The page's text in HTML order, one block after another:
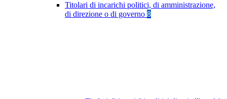
Titolari di incarichi politici, di amministrazione,
di direzione o di governo 8